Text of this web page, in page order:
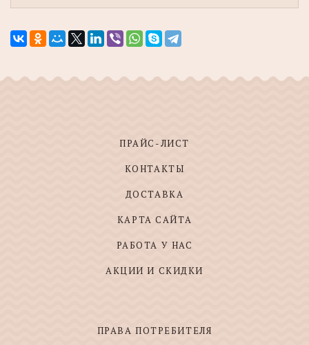
ПРАЙС-ЛИСТ
КОНТАКТЫ
ДОСТАВКА
КАРТА САЙТА
РАБОТА У НАС
АКЦИИ И СКИДКИ
ПРАВА ПОТРЕБИТЕЛЯ